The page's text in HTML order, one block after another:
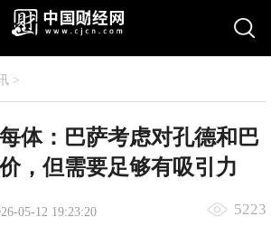
>
体：巴萨考虑对孔德和巴
，但需要足够有吸引力
05-12 19:23:20 5223